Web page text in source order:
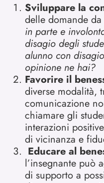
Sviluppare la
delle domande
in parte e
disagio degli
alunno con
opinione ne hai?
Favorire il
diverse modalità,
comunicazione
chiamare gli
interazioni
di vicinanza e
Educare al
l’insegnante può
di supporto a